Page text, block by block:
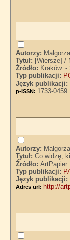
Autorzy:
Tytuł: [Wiersze] /
Źródło: Kraków.
Typ publikacji:
Język publikacji:
p-ISSN: 1733-0459
Autorzy:
Tytuł:Co widzę,
Źródło:
Typ publikacji:
Język publikacji:
Adres url: http://